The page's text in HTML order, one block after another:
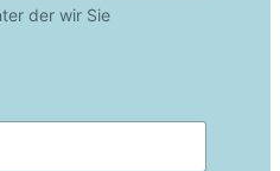
der wir Sie